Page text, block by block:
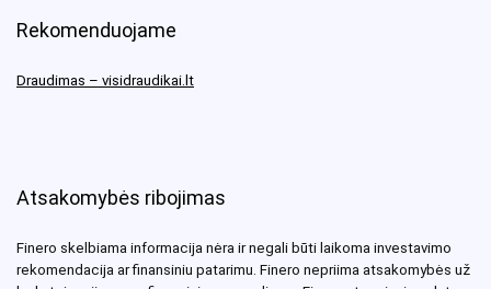
Rekomenduojame
Draudimas – visidraudikai.lt
Atsakomybės ribojimas
Finero skelbiama informacija nėra ir negali būti laikoma investavimo
rekomendacija ar finansiniu patarimu. Finero nepriima atsakomybės už